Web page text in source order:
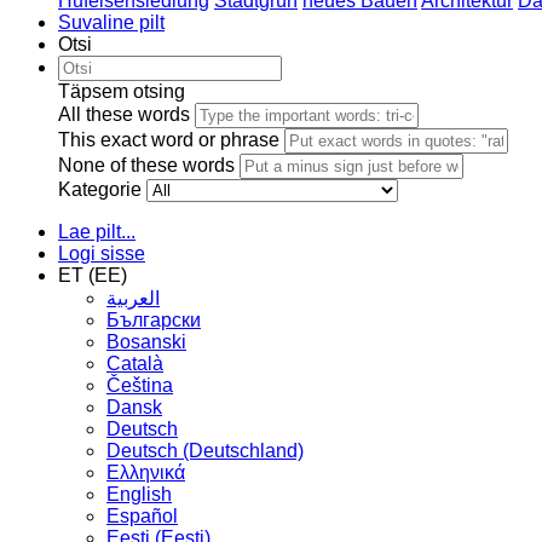
Suvaline pilt
Otsi
Täpsem otsing
All these words
This exact word or phrase
None of these words
Kategorie
Lae pilt...
Logi sisse
ET (EE)
العربية
Български
Bosanski
Сatalà
Čeština
Dansk
Deutsch
Deutsch (Deutschland)
Ελληνικά
English
Español
Eesti (Eesti)